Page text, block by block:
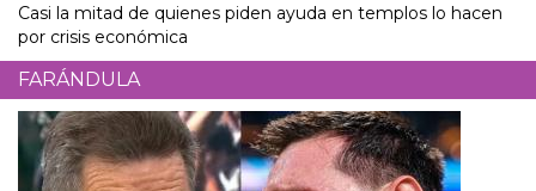
Casi la mitad de quienes piden ayuda en templos lo hacen
por crisis económica
FARÁNDULA